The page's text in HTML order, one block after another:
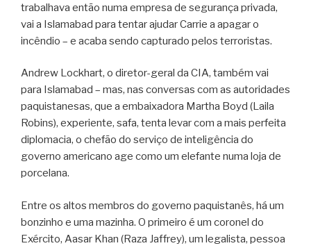
trabalhava então numa empresa de segurança privada,
vai a Islamabad para tentar ajudar Carrie a apagar o
incêndio – e acaba sendo capturado pelos terroristas.
Andrew Lockhart, o diretor-geral da CIA, também vai
para Islamabad – mas, nas conversas com as autoridades
paquistanesas, que a embaixadora Martha Boyd (Laila
Robins), experiente, safa, tenta levar com a mais perfeita
diplomacia, o chefão do serviço de inteligência do
governo americano age como um elefante numa loja de
porcelana.
Entre os altos membros do governo paquistanês, há um
bonzinho e uma mazinha. O primeiro é um coronel do
Exército, Aasar Khan (Raza Jaffrey), um legalista, pessoa